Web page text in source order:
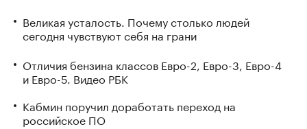
Великая усталость. Почему столько людей
сегодня чувствуют себя на грани
Отличия бензина классов Евро-2, Евро-3, Евро-4
и Евро-5. Видео РБК
Кабмин поручил доработать переход на
российское ПО